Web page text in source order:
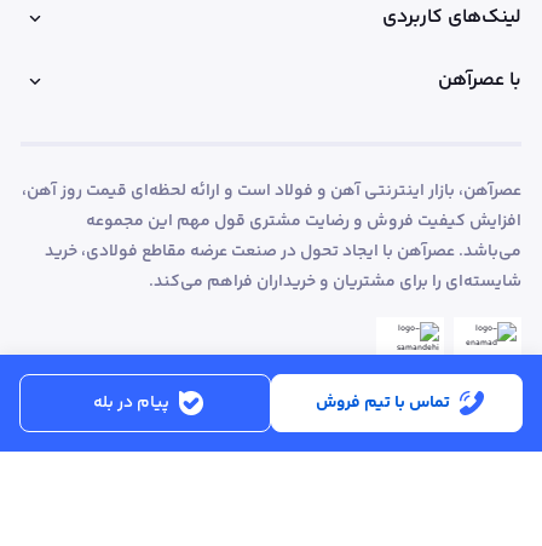
تماس با تیم فروش پیام در بله
لینک‌های کاربردی
با عصرآهن
عصرآهن، بازار اینترنتی آهن و فولاد است و ارائه لحظه‌ای قیمت روز آهن،
افزایش کیفیت فروش و رضایت مشتری قول مهم این مجموعه
می‌باشد. عصرآهن با ایجاد تحول در صنعت عرضه مقاطع فولادی، خرید
شایسته‌ای را برای مشتریان و خریداران فراهم می‌کند.
ساعت کاری:شنبه تا پنجشنبه از ساعت 8:30 تا 17:00